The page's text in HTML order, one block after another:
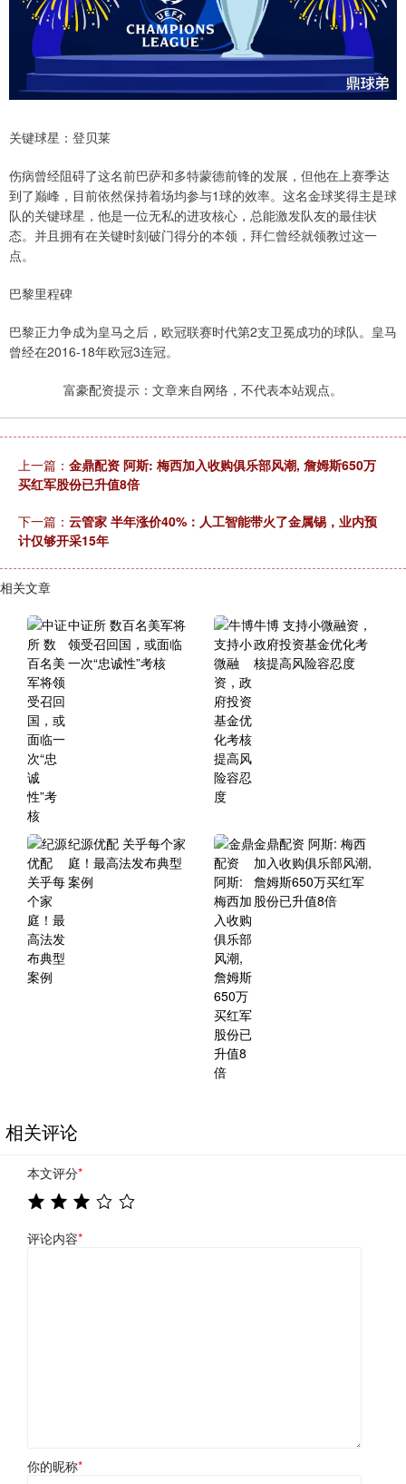
关键球星：登贝莱
伤病曾经阻碍了这名前巴萨和多特蒙德前锋的发展，但他在上赛季达
到了巅峰，目前依然保持着场均参与1球的效率。这名金球奖得主是球
队的关键球星，他是一位无私的进攻核心，总能激发队友的最佳状
态。并且拥有在关键时刻破门得分的本领，拜仁曾经就领教过这一
点。
巴黎里程碑
巴黎正力争成为皇马之后，欧冠联赛时代第2支卫冕成功的球队。皇马
曾经在2016-18年欧冠3连冠。
富豪配资提示：文章来自网络，不代表本站观点。
上一篇： 金鼎配资 阿斯: 梅西加入收购俱乐部风潮, 詹姆斯650万
买红军股份已升值8倍
下一篇： 云管家 半年涨价40%：人工智能带火了金属锡，业内预
计仅够开采15年
相关文章
中证所 数百名美军将
领受召回国，或面临
一次“忠诚性”考核
牛博 支持小微融资，
政府投资基金优化考
核提高风险容忍度
纪源优配 关乎每个家
庭！最高法发布典型
案例
金鼎配资 阿斯: 梅西
加入收购俱乐部风潮,
詹姆斯650万买红军
股份已升值8倍
相关评论
本文评分*
评论内容*
你的昵称*